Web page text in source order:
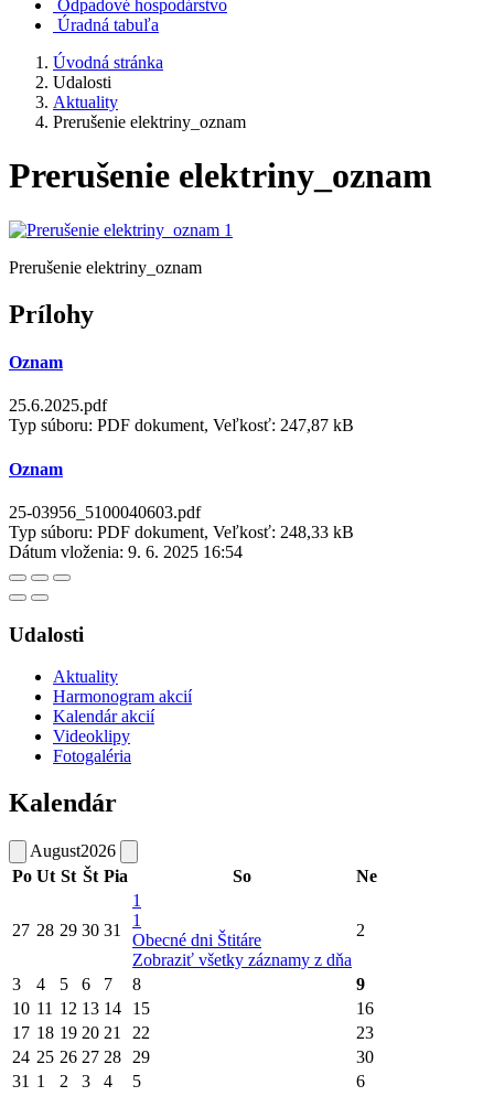
Odpadové hospodárstvo
Úradná tabuľa
Úvodná stránka
Udalosti
Aktuality
Prerušenie elektriny_oznam
Prerušenie elektriny_oznam
Prerušenie elektriny_oznam
Prílohy
Oznam
25.6.2025.pdf
Typ súboru: PDF dokument, Veľkosť: 247,87 kB
Oznam
25-03956_5100040603.pdf
Typ súboru: PDF dokument, Veľkosť: 248,33 kB
Dátum vloženia: 9. 6. 2025 16:54
Udalosti
Aktuality
Harmonogram akcií
Kalendár akcií
Videoklipy
Fotogaléria
Kalendár
August2026
Po Ut St Št Pia So Ne
27 28 29 30 31
1
1
Obecné dni Štitáre
Zobraziť všetky záznamy z dňa
2
3 4 5 6 7 8
9
10 11 12 13 14 15
16
17 18 19 20 21 22
23
24 25 26 27 28 29
30
31 1 2 3 4 5 6